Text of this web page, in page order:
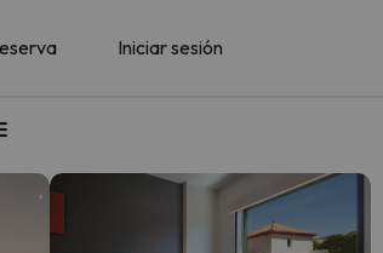
Iniciar sesión